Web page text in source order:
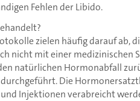
Fehlen der Libido.
zielen häufig darauf ab,
nicht mit einer medizinischen
natürlichen Hormonabfall
Die
Injektionen verabreicht